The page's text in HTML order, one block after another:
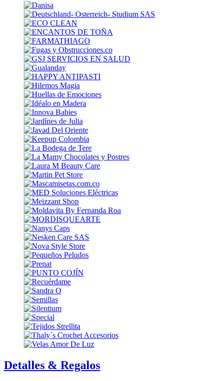
Detalles & Regalos